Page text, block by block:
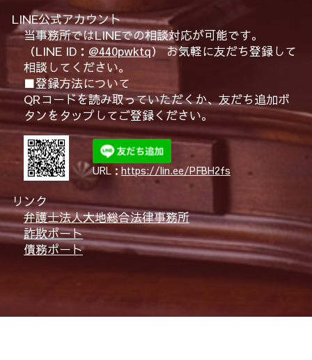
LINE公式アカウント
当事務所ではLINEでの相談対応が可能です。
（LINE ID： @440pwktq） お気軽に友だち登録して
相談してください。
■登録方法について
QRコードを読み取っていただくか、友だち追加ボ
タンをタップしてご登録ください。
URL： https://lin.ee/PFBH2fs
リンク
弁護士法人大地総合法律事務所
詐欺ポート
債務ポート